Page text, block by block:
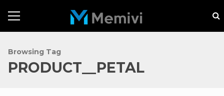
Browsing Tag
PRODUCT__PETAL